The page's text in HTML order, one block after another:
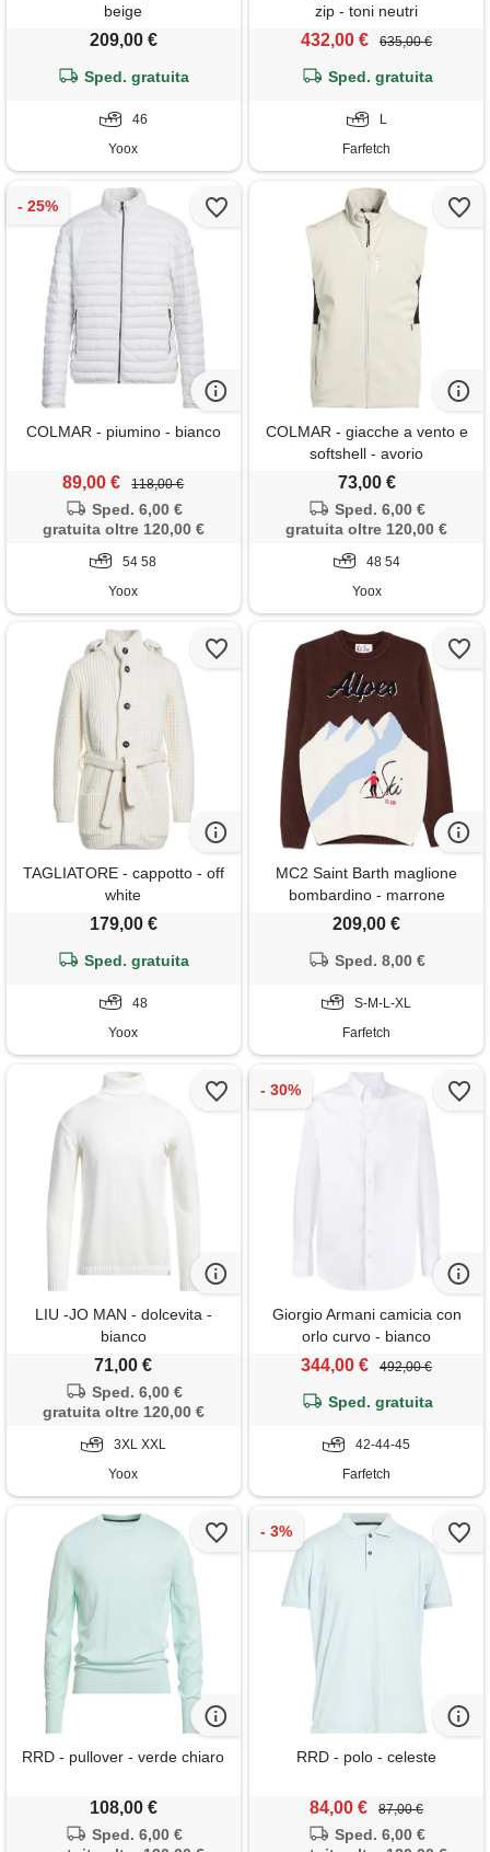
beige
209,00 €
Sped. gratuita
46
Yoox
zip - toni neutri
432,00 € 635,00 €
Sped. gratuita
L
Farfetch
COLMAR - piumino - bianco
89,00 € 118,00 €
Sped. 6,00 €
gratuita oltre 120,00 €
54 58
Yoox
COLMAR - giacche a vento e
softshell - avorio
73,00 €
Sped. 6,00 €
gratuita oltre 120,00 €
48 54
Yoox
TAGLIATORE - cappotto - off
white
179,00 €
Sped. gratuita
48
Yoox
MC2 Saint Barth maglione
bombardino - marrone
209,00 €
Sped. 8,00 €
S-M-L-XL
Farfetch
LIU -JO MAN - dolcevita -
bianco
71,00 €
Sped. 6,00 €
gratuita oltre 120,00 €
3XL XXL
Yoox
Giorgio Armani camicia con
orlo curvo - bianco
344,00 € 492,00 €
Sped. gratuita
42-44-45
Farfetch
RRD - pullover - verde chiaro
108,00 €
Sped. 6,00 €
RRD - polo - celeste
84,00 € 87,00 €
Sped. 6,00 €